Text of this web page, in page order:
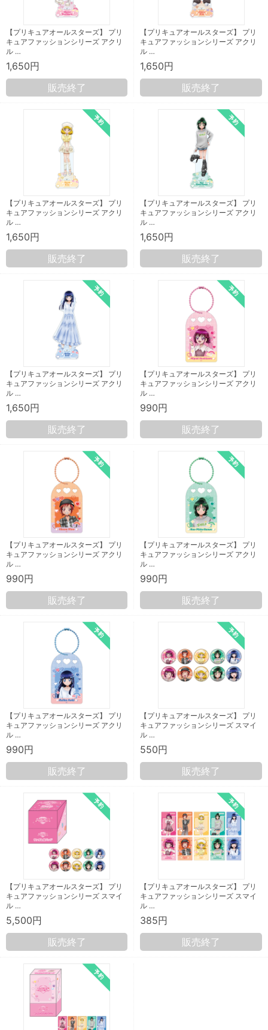
【プリキュアオールスターズ】 プリ
キュアファッションシリーズ アクリ
ル …
1,650円
販売終了
【プリキュアオールスターズ】 プリ
キュアファッションシリーズ アクリ
ル …
1,650円
販売終了
【プリキュアオールスターズ】 プリ
キュアファッションシリーズ アクリ
ル …
1,650円
販売終了
【プリキュアオールスターズ】 プリ
キュアファッションシリーズ アクリ
ル …
1,650円
販売終了
【プリキュアオールスターズ】 プリ
キュアファッションシリーズ アクリ
ル …
1,650円
販売終了
【プリキュアオールスターズ】 プリ
キュアファッションシリーズ アクリ
ル …
990円
販売終了
【プリキュアオールスターズ】 プリ
キュアファッションシリーズ アクリ
ル …
990円
販売終了
【プリキュアオールスターズ】 プリ
キュアファッションシリーズ アクリ
ル …
990円
販売終了
【プリキュアオールスターズ】 プリ
キュアファッションシリーズ アクリ
ル …
990円
販売終了
【プリキュアオールスターズ】 プリ
キュアファッションシリーズ スマイ
ル …
550円
販売終了
【プリキュアオールスターズ】 プリ
キュアファッションシリーズ スマイ
ル …
5,500円
販売終了
【プリキュアオールスターズ】 プリ
キュアファッションシリーズ スマイ
ル …
385円
販売終了